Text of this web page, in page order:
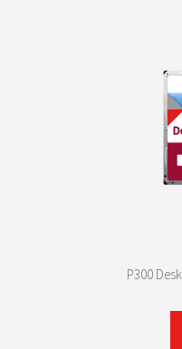
P300